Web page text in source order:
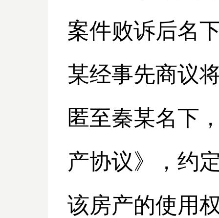
案件败诉后名
某经事先商议
匿至秦某名下
产协议》，约
该房产的使用